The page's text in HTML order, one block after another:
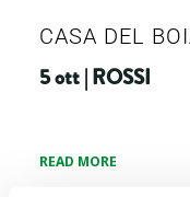
CASA DEL
5 ott | ROSSI
READ MORE